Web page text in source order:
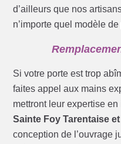
d’ailleurs que nos
n’importe quel modèle
Si votre porte est trop
faites appel aux mains
mettront leur expertise en
Sainte Foy Tarentaise
conception de l’ouvrage